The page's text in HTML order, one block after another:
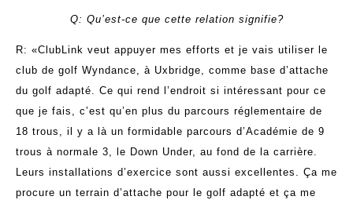
Q: Qu’est-ce que cette relation signifie?
R: «ClubLink veut appuyer mes efforts et je vais utiliser le
club de golf Wyndance, à Uxbridge, comme base d’attache
du golf adapté. Ce qui rend l’endroit si intéressant pour ce
que je fais, c’est qu’en plus du parcours réglementaire de
18 trous, il y a là un formidable parcours d’Académie de 9
trous à normale 3, le Down Under, au fond de la carrière.
Leurs installations d’exercice sont aussi excellentes. Ça me
procure un terrain d’attache pour le golf adapté et ça me